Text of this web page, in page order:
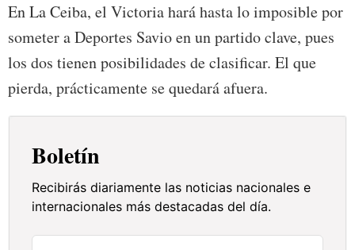
En La Ceiba, el Victoria hará hasta lo imposible por
someter a Deportes Savio en un partido clave, pues
los dos tienen posibilidades de clasificar. El que
pierda, prácticamente se quedará afuera.
Boletín
Recibirás diariamente las noticias nacionales e
internacionales más destacadas del día.